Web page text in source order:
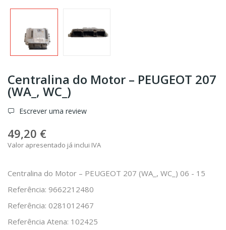
Centralina do Motor – PEUGEOT 207
(WA_, WC_)
Escrever uma review
49,20 €
Valor apresentado já inclui IVA
Centralina do Motor – PEUGEOT 207 (WA_, WC_) 06 - 15
Referência: 9662212480
Referência: 0281012467
Referência Atena: 102425